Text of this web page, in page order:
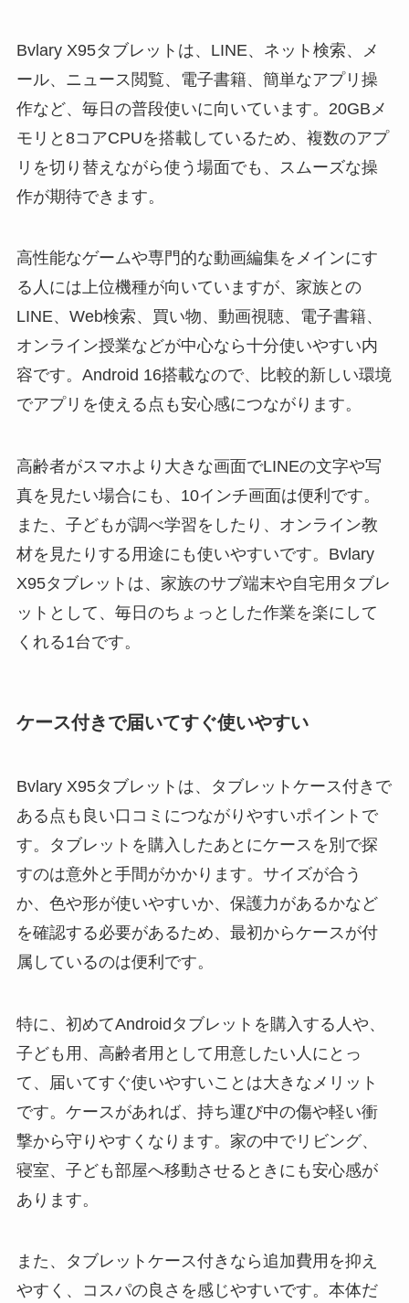
Bvlary X95タブレットは、LINE、ネット検索、メ
ール、ニュース閲覧、電子書籍、簡単なアプリ操
作など、毎日の普段使いに向いています。20GBメ
モリと8コアCPUを搭載しているため、複数のアプ
リを切り替えながら使う場面でも、スムーズな操
作が期待できます。
高性能なゲームや専門的な動画編集をメインにす
る人には上位機種が向いていますが、家族との
LINE、Web検索、買い物、動画視聴、電子書籍、
オンライン授業などが中心なら十分使いやすい内
容です。Android 16搭載なので、比較的新しい環境
でアプリを使える点も安心感につながります。
高齢者がスマホより大きな画面でLINEの文字や写
真を見たい場合にも、10インチ画面は便利です。
また、子どもが調べ学習をしたり、オンライン教
材を見たりする用途にも使いやすいです。Bvlary
X95タブレットは、家族のサブ端末や自宅用タブレ
ットとして、毎日のちょっとした作業を楽にして
くれる1台です。
ケース付きで届いてすぐ使いやすい
Bvlary X95タブレットは、タブレットケース付きで
ある点も良い口コミにつながりやすいポイントで
す。タブレットを購入したあとにケースを別で探
すのは意外と手間がかかります。サイズが合う
か、色や形が使いやすいか、保護力があるかなど
を確認する必要があるため、最初からケースが付
属しているのは便利です。
特に、初めてAndroidタブレットを購入する人や、
子ども用、高齢者用として用意したい人にとっ
て、届いてすぐ使いやすいことは大きなメリット
です。ケースがあれば、持ち運び中の傷や軽い衝
撃から守りやすくなります。家の中でリビング、
寝室、子ども部屋へ移動させるときにも安心感が
あります。
また、タブレットケース付きなら追加費用を抑え
やすく、コスパの良さを感じやすいです。本体だ